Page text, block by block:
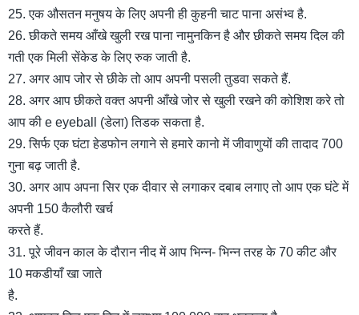
25. एक औसतन मनुषय के लिए अपनी ही कुहनी चाट पाना असंभ्व है.
26. छीकते समय आँखे खुली रख पाना नामुनकिन है और छीकते समय दिल की
गती एक मिली सेंकेड के लिए रुक जाती है.
27. अगर आप जोर से छीके तो आप अपनी पसली तुडवा सकते हैं.
28. अगर आप छीकते वक्त अपनी आँखे जोर से खुली रखने की कोशिश करे तो
आप की e eyeball (डेला) तिडक सकता है.
29. सिर्फ एक घंटा हेडफोन लगाने से हमारे कानो में जीवाणुयों की तादाद 700
गुना बढ़ जाती है.
30. अगर आप अपना सिर एक दीवार से लगाकर दबाब लगाए तो आप एक घंटे में
अपनी 150 कैलौरी खर्च
करते हैं.
31. पूरे जीवन काल के दौरान नीद में आप भिन्न- भिन्न तरह के 70 कीट और
10 मकडीयाँ खा जाते
है.